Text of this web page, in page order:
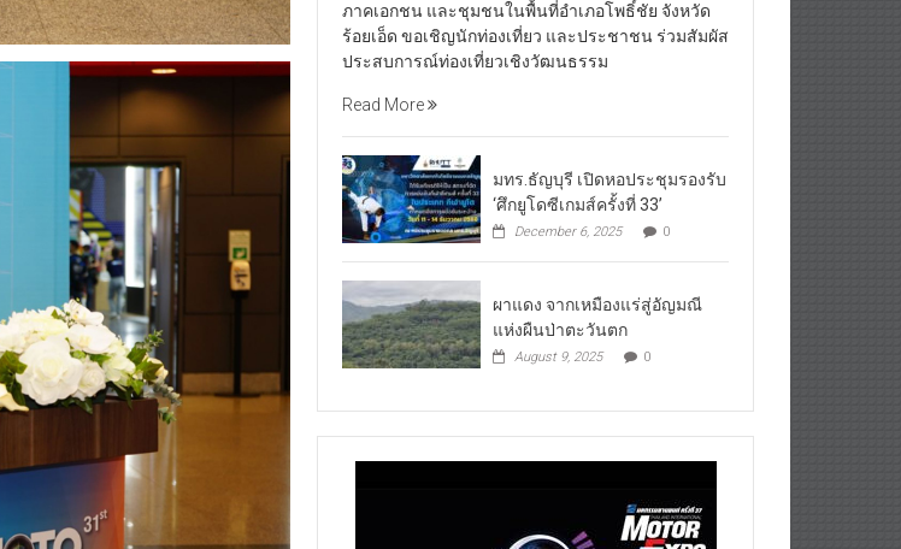
ภาคเอกชน และชุมชนในพื้นที่อำเภอโพธิ์ชัย จังหวัด
ร้อยเอ็ด ขอเชิญนักท่องเที่ยว และประชาชน ร่วมสัมผัส
ประสบการณ์ท่องเที่ยวเชิงวัฒนธรรม
Read More
มทร.ธัญบุรี เปิดหอประชุมรองรับ
‘ศึกยูโดซีเกมส์ครั้งที่ 33’
December 6, 2025 0
ผาแดง จากเหมืองแร่สู่อัญมณี
แห่งผืนป่าตะวันตก
August 9, 2025 0